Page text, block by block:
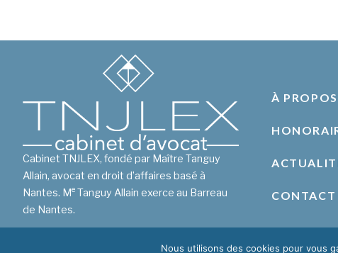
Cabinet TNJLEX, fondé par Maître Tanguy
Allain, avocat en droit d’affaires basé à
Nantes. Me Tanguy Allain exerce au Barreau
de Nantes.
À PROPOS
CONTACT
Nous utilisons des cookies pour vous